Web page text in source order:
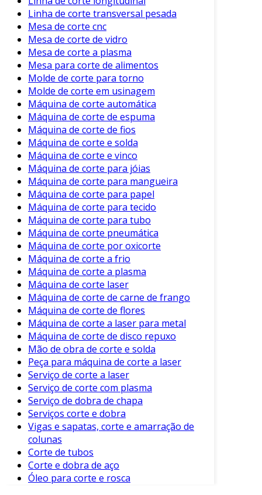
Essas considerações ajudam a garantir a
escolha mais adequada para as necessidades da
empresa.
Manutenção e Cuidados
A manutenção regular é essencial para garantir
a durabilidade dos equipamentos. Algumas
práticas recomendadas incluem:
Limpeza Frequente: Evita o acúmulo de
resíduos e melhora o desempenho.
Verificações Periódicas: Identificar
desgastes e problemas potenciais
rapidamente.
Treinamento de Operadores
Funcionários bem treinados ajudam a
prevenir danos e acidentes.
Esses cuidados garantem que os equipamentos
funcionem sempre em seu máximo potencial.
Conclusão: A Importância da Escolha
do Equipamento
Escolher o equipamento adequado para corte
de caixa é crucial para o sucesso de uma linha
de produção. Além de aumentar a eficiência e a
precisão, a escolha correta influencia
diretamente na qualidade do produto final.
Portanto, investir em máquinas de alta
qualidade e manter um cronograma de
manutenção preventiva é fundamental.
Esse compromisso com a eficiência não apenas
Linha de corte transversal pesada
Mesa de corte cnc
Mesa de corte de vidro
Mesa de corte a plasma
Mesa para corte de alimentos
Molde de corte para torno
Molde de corte em usinagem
Máquina de corte automática
Máquina de corte de espuma
Máquina de corte de fios
Máquina de corte e solda
Máquina de corte e vinco
Máquina de corte para jóias
Máquina de corte para mangueira
Máquina de corte para papel
Máquina de corte para tecido
Máquina de corte para tubo
Máquina de corte pneumática
Máquina de corte por oxicorte
Máquina de corte a frio
Máquina de corte a plasma
Máquina de corte laser
Máquina de corte de carne de frango
Máquina de corte de flores
Máquina de corte a laser para metal
Máquina de corte de disco repuxo
Mão de obra de corte e solda
Peça para máquina de corte a laser
Serviço de corte a laser
Serviço de corte com plasma
Serviço de dobra de chapa
Serviços corte e dobra
Vigas e sapatas, corte e amarração de
colunas
Corte de tubos
Corte e dobra de aço
Óleo para corte e rosca